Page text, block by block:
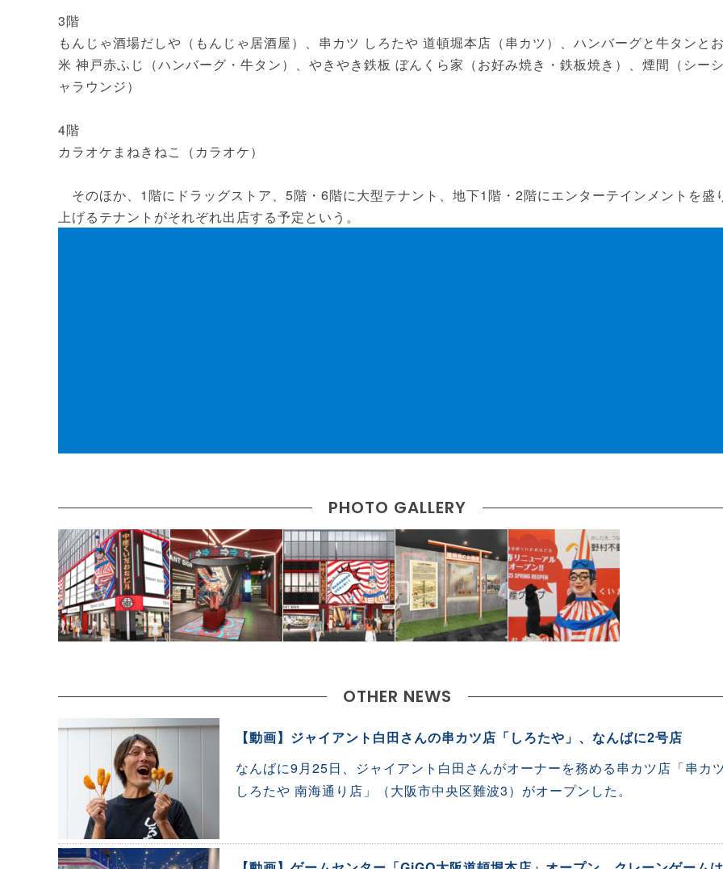
3階
もんじゃ酒場だしや（もんじゃ居酒屋）、串カツ しろたや 道頓堀本店（串カツ）、ハンバーグと牛タンとお
米 神戸赤ふじ（ハンバーグ・牛タン）、やきやき鉄板 ぼんくら家（お好み焼き・鉄板焼き）、煙間（シーシ
ャラウンジ）
4階
カラオケまねきねこ（カラオケ）
そのほか、1階にドラッグストア、5階・6階に大型テナント、地下1階・2階にエンターテインメントを盛
上げるテナントがそれぞれ出店する予定という。
PHOTO GALLERY
OTHER NEWS
【動画】ジャイアント白田さんの串カツ店「しろたや」、なんばに2号店
なんばに9月25日、ジャイアント白田さんがオーナーを務める串カツ店「串カ
しろたや 南海通り店」（大阪市中央区難波3）がオープンした。